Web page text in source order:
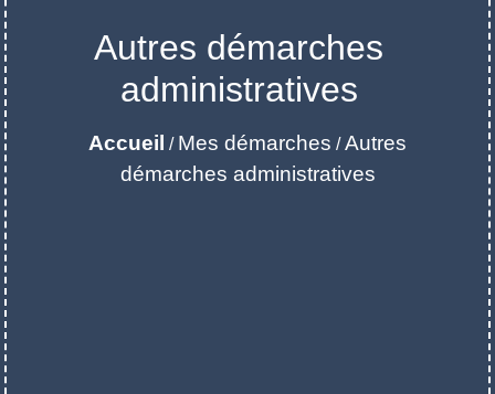
Autres démarches
administratives
Accueil / Mes démarches /Autres
démarches administratives